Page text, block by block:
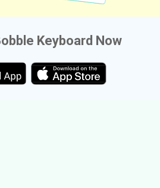
Keyboard Now